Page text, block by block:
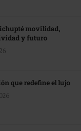
movilidad,
y futuro
que redefine el lujo